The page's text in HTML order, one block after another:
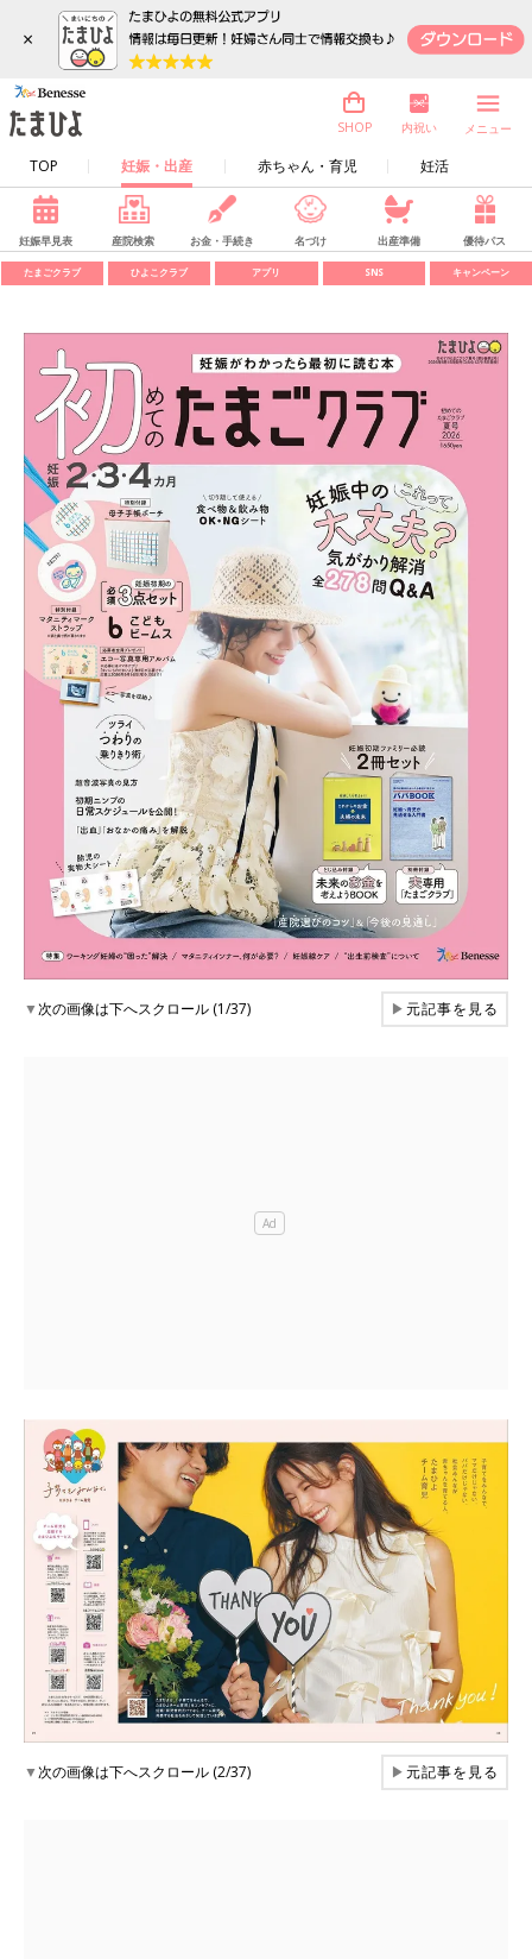
×
TOP 妊娠・出産 赤ちゃん・育児 妊活
SHOP 内祝い メニュー
妊娠早見表 産院検索 お金・手続き 名づけ 出産準備 優待パス
たまごクラブ ひよこクラブ アプリ SNS キャンペーン
▼次の画像は下へスクロール (1/37) ▶元記事を見る
▼次の画像は下へスクロール (2/37) ▶元記事を見る